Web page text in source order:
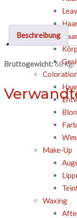
Coloration
Make-Up
Waxing
Beschreibung
Bruttogewicht:68 kg/